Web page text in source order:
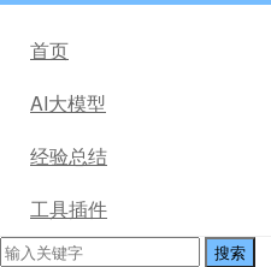
首页
AI大模型
经验总结
工具插件